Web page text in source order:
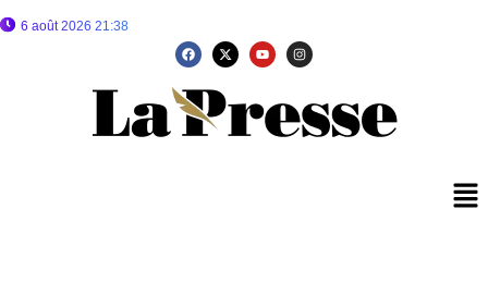
6 août 2026 21:38